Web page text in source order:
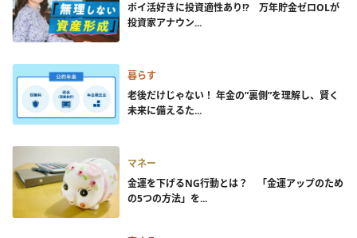
ポイ活好きに投資適性あり!? 万年貯金ゼロOLが
投資家アナウン...
暮らす
老後だけじゃない！ 年金の”裏側”を理解し、賢く
未来に備えるた...
マネー
金運を下げるNG行動とは？ 「金運アップのため
の5つの方法」を...